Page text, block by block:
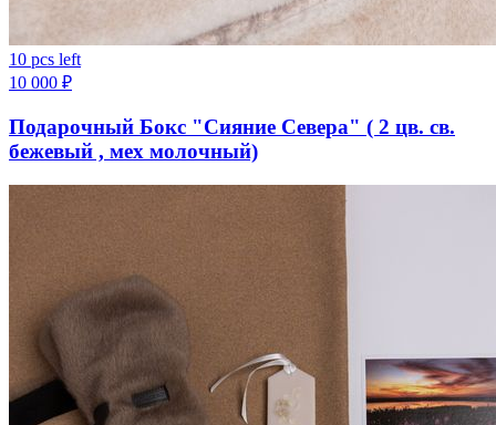
10 pcs left
10 000 ₽
Подарочный Бокс "Сияние Севера" ( 2 цв. св.
бежевый , мех молочный)